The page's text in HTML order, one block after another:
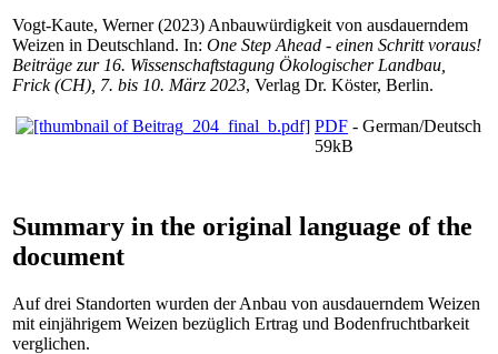
Vogt-Kaute, Werner(2023) Anbauwürdigkeit von ausdauerndem
Weizen in Deutschland. In: One Step Ahead - einen Schritt voraus!
Beiträge zur 16. Wissenschaftstagung Ökologischer Landbau,
Frick (CH), 7. bis 10. März 2023, Verlag Dr. Köster, Berlin.
PDF - German/Deutsch
59kB
Summary in the original language of the
document
Auf drei Standorten wurden der Anbau von ausdauerndem Weizen
mit einjährigem Weizen bezüglich Ertrag und Bodenfruchtbarkeit
verglichen.